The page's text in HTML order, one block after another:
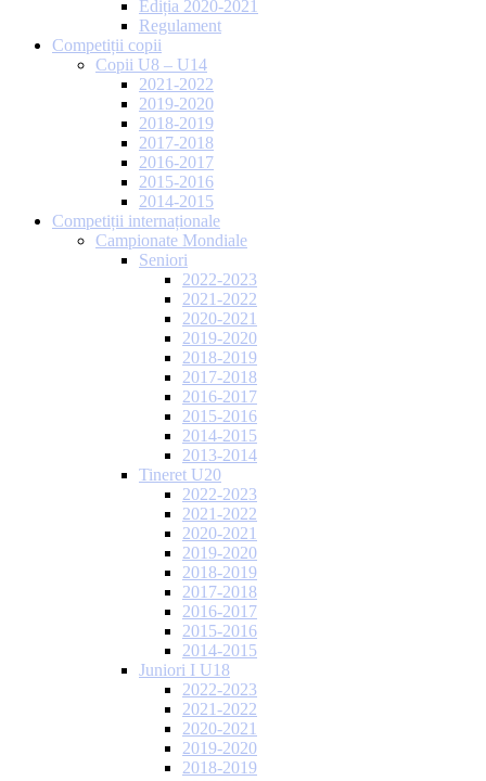
Ediția 2020-2021
Regulament
Competiții copii
Copii U8 – U14
2021-2022
2019-2020
2018-2019
2017-2018
2016-2017
2015-2016
2014-2015
Competiții internaționale
Campionate Mondiale
Seniori
2022-2023
2021-2022
2020-2021
2019-2020
2018-2019
2017-2018
2016-2017
2015-2016
2014-2015
2013-2014
Tineret U20
2022-2023
2021-2022
2020-2021
2019-2020
2018-2019
2017-2018
2016-2017
2015-2016
2014-2015
Juniori I U18
2022-2023
2021-2022
2020-2021
2019-2020
2018-2019